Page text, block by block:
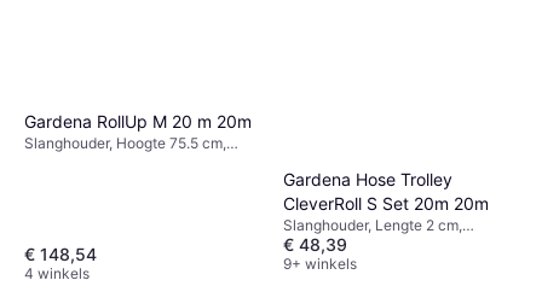
Gardena RollUp M 20 m 20m
Slanghouder, Hoogte 75.5 cm,
€ 148,54
4 winkels
Gardena Hose Trolley
CleverRoll S Set 20m 20m
Slanghouder, Lengte 2 cm,
Slangdiameter: 13 mm
€ 48,39
9+ winkels